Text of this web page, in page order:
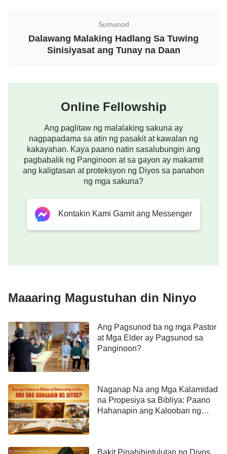
tumatanggap sa bagong pangalan ng Diyos. Ito ang
unang katangian ng iglesia ng Philadelphia.
nakikinig sa “sinasabi ng Espiritu sa mga iglesia.”
Panginoong Jesus, Siya ay bibigkas ng mas
marami pang mga salita sa mga iglesia, bubuksan
Niya ang maliit na balumbon para sa sangkatauhan,
at ang lahat ng Kanyang sasabihin ay bago. Ang
iglesia ng Philadelphia, samakatuwid, ay magiging
ang iglesia na tumatanggap sa mga bagong
pagbigkas ng Diyos, at yaong mga nasa iglesia ay
maaaring makatamo ng pagtutubig at panustos ng
kasalukuyang mgasalita ng Diyos, tulad nang
sinasabi sa taludtod na, “Ang magtagumpay, ay
gagawin kong haligi sa templo ng aking Dios, at
hindi na siya’y lalabas pa doon.
mula dito na ang mga mananagumpay ay babangon
mula sa iglesia ng Philadelphia. Ang mga
mananagumpay na ito ay kayang sumunod sa daan
ng Diyos, at kahit na ano pa ang sitwasyon na
kinaroroonan nila, lagi nilang matatalikdan ang
kanilang laman at namumuhay sa mga salita ng
Sumunod
Dalawang Malaking Hadlang Sa Tuwing
Sinisiyasat ang Tunay na Daan
Online Fellowship
Ang paglitaw ng malalaking sakuna ay
nagpapadama sa atin ng pasakit at kawalan ng
kakayahan. Kaya paano natin sasalubungin ang
pagbabalik ng Panginoon at sa gayon ay makamit
ang kaligtasan at proteksyon ng Diyos sa panahon
ng mga sakuna?
Kontakin Kami Gamit ang Messenger
Maaaring Magustuhan din Ninyo
Ang Pagsunod ba ng mga Pastor
at Mga Elder ay Pagsunod sa
Panginoon?
Naganap Na ang Mga Kalamidad
na Propesiya sa Bibliya: Paano
Hahanapin ang Kalooban ng
Bakit Pinahihintulutan ng Diyos